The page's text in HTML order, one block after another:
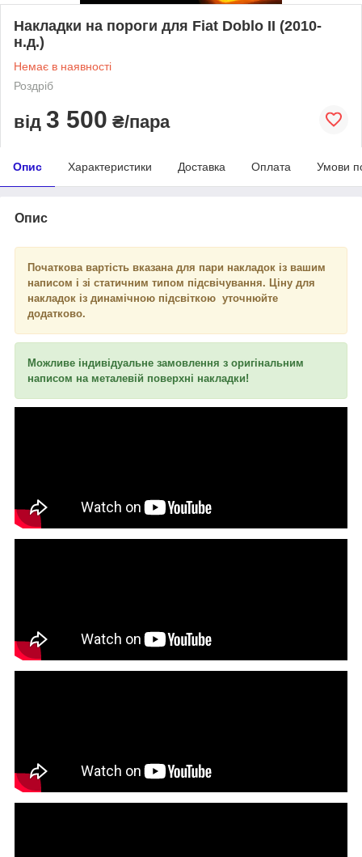
Накладки на пороги для Fiat Doblo II (2010-
н.д.)
Немає в наявності
Роздріб
від 3 500 ₴/пара
Опис Характеристики Доставка Оплата Умови
Опис
Початкова вартість вказана для пари накладок із вашим
написом і зі статичним типом підсвічування. Ціну для
накладок із динамічною підсвіткою уточнюйте
додатково.
Можливе індивідуальне замовлення з оригінальним
написом на металевій поверхні накладки!